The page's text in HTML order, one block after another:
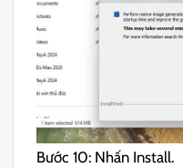
Bước 10: Nhấn Install.